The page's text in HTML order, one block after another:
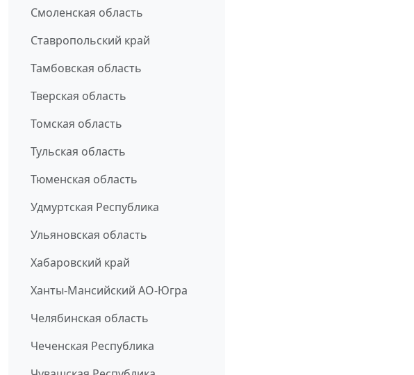
Смоленская область
Ставропольский край
Тамбовская область
Тверская область
Томская область
Тульская область
Тюменская область
Удмуртская Республика
Ульяновская область
Хабаровский край
Ханты-Мансийский АО-Югра
Челябинская область
Чеченская Республика